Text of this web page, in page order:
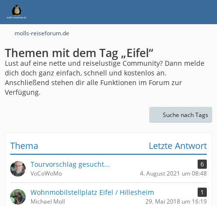
molls-reiseforum.de
Themen mit dem Tag „Eifel“
Lust auf eine nette und reiselustige Community? Dann melde
dich doch ganz einfach, schnell und kostenlos an.
Anschließend stehen dir alle Funktionen im Forum zur
Verfügung.
Suche nach Tags
Thema Letzte Antwort
Tourvorschlag gesucht...
6
VoCoWoMo
4. August 2021 um 08:48
Wohnmobilstellplatz Eifel / Hillesheim
1
Michael Moll
29. Mai 2018 um 16:19